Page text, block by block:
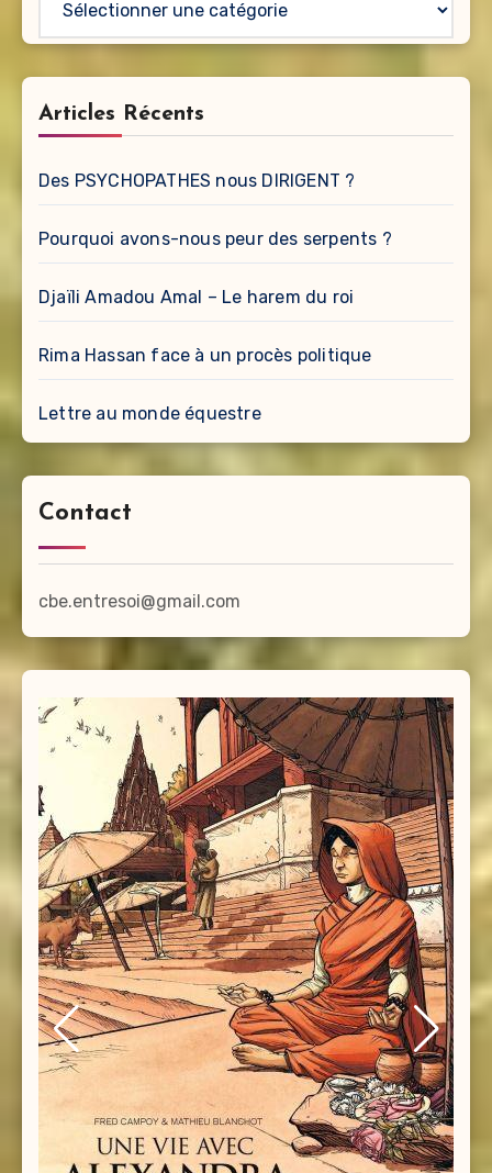
Articles Récents
Des PSYCHOPATHES nous DIRIGENT ?
Pourquoi avons-nous peur des serpents ?
Djaïli Amadou Amal – Le harem du roi
Rima Hassan face à un procès politique
Lettre au monde équestre
Contact
cbe.entresoi@gmail.com